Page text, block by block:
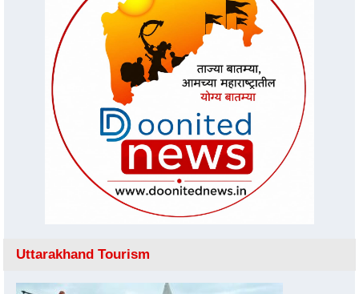
Uttarakhand Tourism